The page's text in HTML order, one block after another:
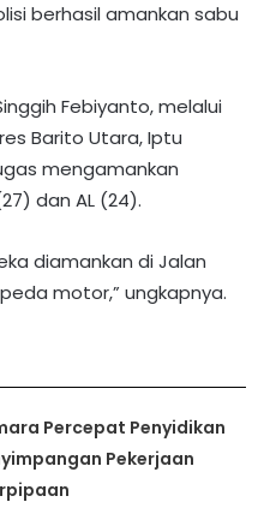
berhasil amankan sabu
Febiyanto, melalui
Barito Utara, Iptu
mengamankan
dan AL (24).‎‎
diamankan di Jalan
motor,” ungkapnya.
Percepat Penyidikan
Pekerjaan